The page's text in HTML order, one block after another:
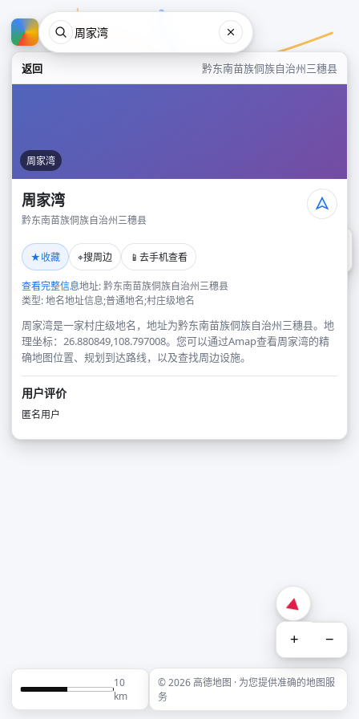
返回 黔东南苗族侗族自治州三穗县
周家湾
周家湾
黔东南苗族侗族自治州三穗县
★收藏 ⌖搜周边 📱 去手机查看
查看完整信息地址: 黔东南苗族侗族自治州三穗县
类型: 地名地址信息;普通地名;村庄级地名
周家湾是一家村庄级地名，地址为黔东南苗族侗族自治州三穗县。地
理坐标：26.880849,108.797008。您可以通过Amap查看周家湾的精
确地图位置、规划到达路线，以及查找周边设施。
用户评价
匿名用户
+ −
10
km
© 2026 高德地图 · 为您提供准确的地图服
务